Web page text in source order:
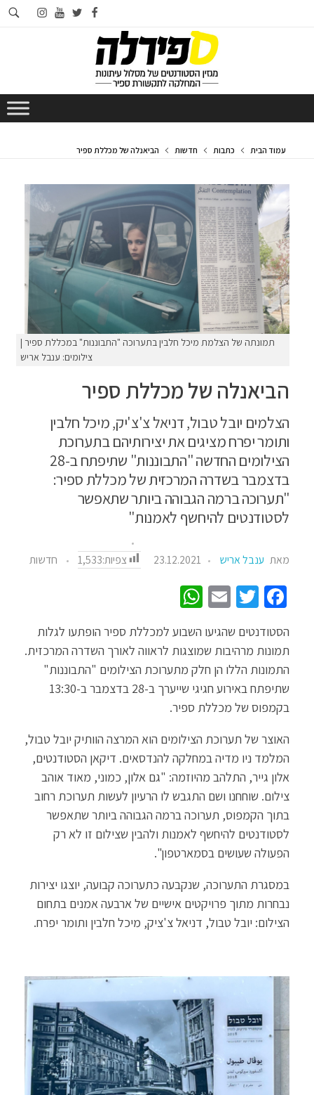
facebook
twitter
youtube
instagram
עמוד הבית כתבות חדשות הביאנלה של מכללת ספיר
תמונתה של הצלמת מיכל חלבין בתערוכה "התבוננות" במכללת ספיר |
צילומים: ענבל אריש
הביאנלה של מכללת ספיר
הצלמים יובל טבול, דניאל צ'צ'יק, מיכל חלבין
ותומר יפרח מציגים את יצירותיהם בתערוכת
הצילומים החדשה "התבוננות" שתיפתח ב-28
בדצמבר בשדרה המרכזית של מכללת ספיר:
"תערוכה ברמה הגבוהה ביותר שתאפשר
לסטודנטים להיחשף לאמנות"
מאת ענבל אריש 23.12.2021 צפיות:1,533 חדשות
Fa
b
o
o
k
T
tt
er
E
ail
at
sA
p
p
הסטודנטים שהגיעו השבוע למכללת ספיר הופתעו לגלות
תמונות מרהיבות שמוצגות לראווה לאורך השדרה המרכזית.
התמונות הללו הן חלק מתערוכת הצילומים "התבוננות"
שתיפתח באירוע חגיגי שייערך ב-28 בדצמבר ב-13:30
בקמפוס של מכללת ספיר.
האוצר של תערוכת הצילומים הוא המרצה הוותיק יובל טבול,
המלמד ניו מדיה במחלקה להנדסאים. דיקאן הסטודנטים,
אלון גייר, התלהב מהיוזמה: "גם אלון, כמוני, מאוד אוהב
צילום. שוחחנו ושם התגבש לו הרעיון לעשות תערוכת רחוב
בתוך הקמפוס, תערוכה ברמה הגבוהה ביותר שתאפשר
לסטודנטים להיחשף לאמנות ולהבין שצילום זו לא רק
הפעולה שעושים בסמארטפון".
במסגרת התערוכה, שנקבעה כתערוכה קבועה, יוצגו יצירות
נבחרות מתוך פרויקטים אישיים של ארבעה אמנים בתחום
הצילום: יובל טבול, דניאל צ'ציק, מיכל חלבין ותומר יפרח.